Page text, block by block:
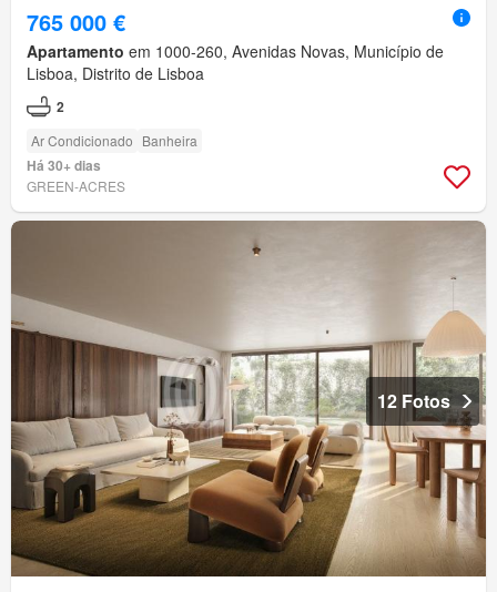
765 000 €
Apartamento em 1000-260, Avenidas Novas, Município de
Lisboa, Distrito de Lisboa
2
Ar Condicionado Banheira
Há 30+ dias
GREEN-ACRES
12 Fotos